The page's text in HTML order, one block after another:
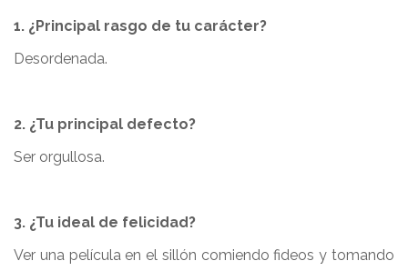
1. ¿Principal rasgo de tu carácter?
Desordenada.
2. ¿Tu principal defecto?
Ser orgullosa.
3. ¿Tu ideal de felicidad?
Ver una película en el sillón comiendo fideos y tomando